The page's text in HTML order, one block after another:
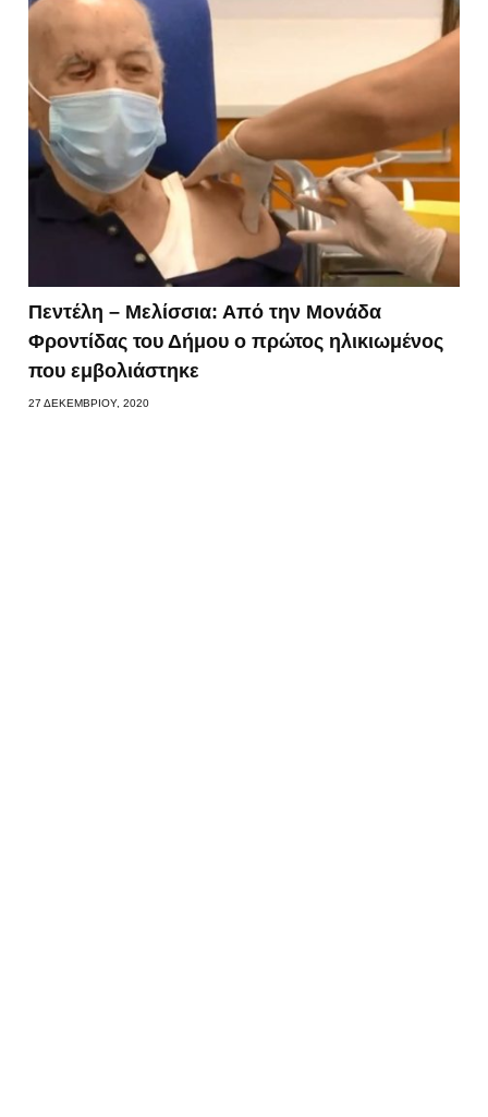
Πεντέλη – Μελίσσια: Από την Μονάδα
Φροντίδας του Δήμου ο πρώτος ηλικιωμένος
που εμβολιάστηκε
27 ΔΕΚΕΜΒΡΊΟΥ, 2020